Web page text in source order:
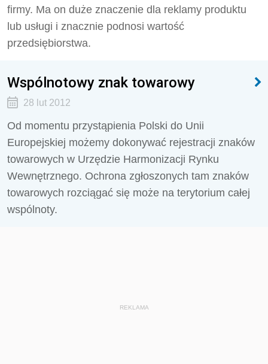
firmy. Ma on duże znaczenie dla reklamy produktu
lub usługi i znacznie podnosi wartość
przedsiębiorstwa.
Wspólnotowy znak towarowy
28 lut 2012
Od momentu przystąpienia Polski do Unii
Europejskiej możemy dokonywać rejestracji znaków
towarowych w Urzędzie Harmonizacji Rynku
Wewnętrznego. Ochrona zgłoszonych tam znaków
towarowych rozciągać się może na terytorium całej
wspólnoty.
REKLAMA